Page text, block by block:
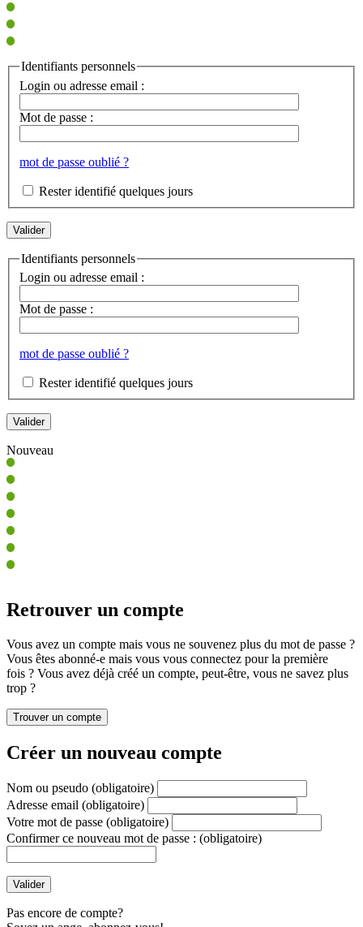
Identifiants personnels
Login ou adresse email :
Mot de passe :
mot de passe oublié ?
Rester identifié quelques jours
Identifiants personnels
Login ou adresse email :
Mot de passe :
mot de passe oublié ?
Rester identifié quelques jours
Nouveau
Retrouver un compte
Vous avez un compte mais vous ne souvenez plus du mot de passe ?
Vous êtes abonné-e mais vous vous connectez pour la première
fois ? Vous avez déjà créé un compte, peut-être, vous ne savez plus
trop ?
Créer un nouveau compte
Nom ou pseudo (obligatoire)
Adresse email (obligatoire)
Votre mot de passe (obligatoire)
Confirmer ce nouveau mot de passe : (obligatoire)
Pas encore de compte?